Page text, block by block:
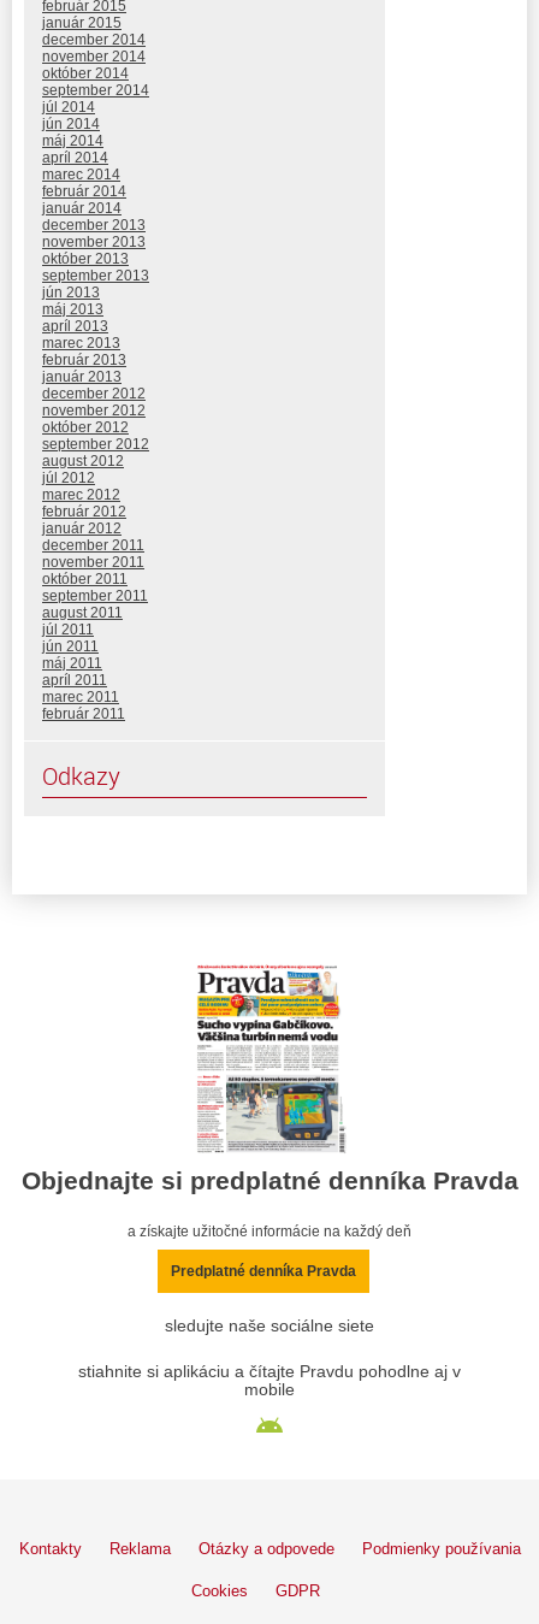
február 2015
január 2015
december 2014
november 2014
október 2014
september 2014
júl 2014
jún 2014
máj 2014
apríl 2014
marec 2014
február 2014
január 2014
december 2013
november 2013
október 2013
september 2013
jún 2013
máj 2013
apríl 2013
marec 2013
február 2013
január 2013
december 2012
november 2012
október 2012
september 2012
august 2012
júl 2012
marec 2012
február 2012
január 2012
december 2011
november 2011
október 2011
september 2011
august 2011
júl 2011
jún 2011
máj 2011
apríl 2011
marec 2011
február 2011
Odkazy
Objednajte si predplatné denníka Pravda
a získajte užitočné informácie na každý deň
Predplatné denníka Pravda
sledujte naše sociálne siete
stiahnite si aplikáciu a čítajte Pravdu pohodlne aj v
mobile
Kontakty Reklama Otázky a odpovede Podmienky používania
Cookies GDPR